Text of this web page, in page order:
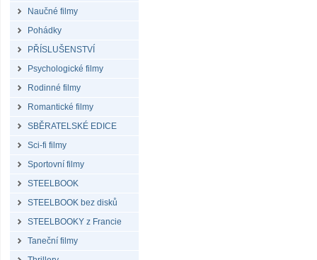
Naučné filmy
Pohádky
PŘÍSLUŠENSTVÍ
Psychologické filmy
Rodinné filmy
Romantické filmy
SBĚRATELSKÉ EDICE
Sci-fi filmy
Sportovní filmy
STEELBOOK
STEELBOOK bez disků
STEELBOOKY z Francie
Taneční filmy